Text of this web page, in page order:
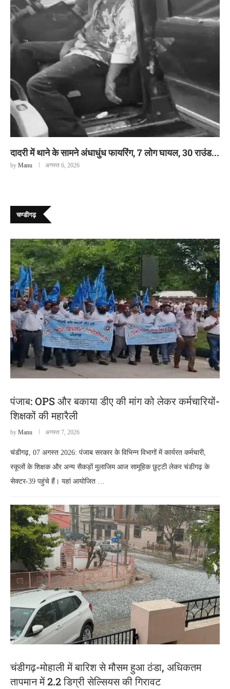
दादरी में थाने के सामने अंधाधुंध फायरिंग, 7 लोग घायल, 30 राउंड...
by Manu अगस्त 6, 2026
चण्डीगढ़
पंजाब: OPS और बकाया डीए की मांग को लेकर कर्मचारियों-
शिक्षकों की महारैली
by Manu अगस्त 7, 2026
चंडीगढ़, 07 अगस्त 2026: पंजाब सरकार के विभिन्न विभागों में कार्यरत कर्मचारी,
स्कूलों के शिक्षक और अन्य सैकड़ों मुलाजिम आज सामूहिक छुट्टी लेकर चंडीगढ़ के
सेक्टर-39 पहुंचे हैं। यहां आयोजित …
चंडीगढ़-मोहाली में बारिश से मौसम हुआ ठंडा, अधिकतम
तापमान में 2.2 डिग्री सेल्सियस की गिरावट